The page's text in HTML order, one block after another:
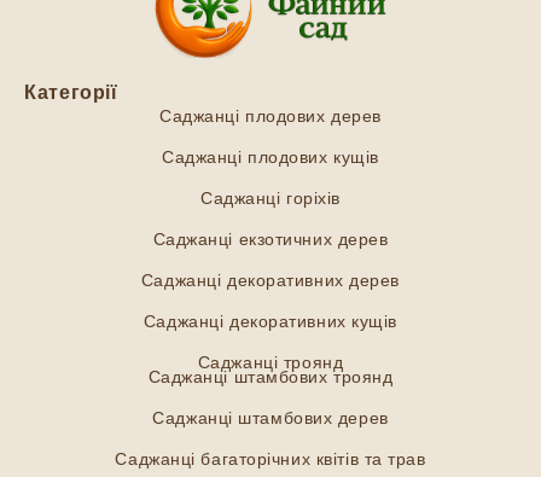
Категорії
Саджанці плодових дерев
Саджанці плодових кущів
Саджанці горіхів
Саджанці екзотичних дерев
Саджанці декоративних дерев
Саджанці декоративних кущів
Саджанці троянд
Саджанці штамбових троянд
Саджанці штамбових дерев
Саджанці багаторічних квітів та трав